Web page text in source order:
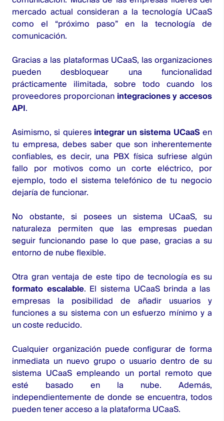
mercado actual consideran a la tecnología UCaaS
como el “próximo paso” en la tecnología de
comunicación.
Gracias a las plataformas UCaaS, las organizaciones
pueden desbloquear una funcionalidad
prácticamente ilimitada, sobre todo cuando los
proveedores proporcionan integraciones y accesos
API.
Asimismo, si quieres integrar un sistema UCaaSen
tu empresa, debes saber que son inherentemente
confiables, es decir, una PBX física sufriese algún
fallo por motivos como un corte eléctrico, por
ejemplo, todo el sistema telefónico de tu negocio
dejaría de funcionar.
No obstante, si posees un sistema UCaaS, su
naturaleza permiten que las empresas puedan
seguir funcionando pase lo que pase, gracias a su
entorno de nube flexible.
Otra gran ventaja de este tipo de tecnología es su
formato escalable. El sistema UCaaS brinda a las
empresas la posibilidad de añadir usuarios y
funciones a su sistema con un esfuerzo mínimo y a
un coste reducido.
Cualquier organización puede configurar de forma
inmediata un nuevo grupo o usuario dentro de su
sistema UCaaS empleando un portal remoto que
esté basado en la nube. Además,
independientemente de donde se encuentra, todos
pueden tener acceso a la plataforma UCaaS.